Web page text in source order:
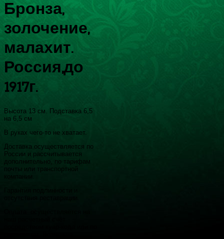
Бронза,
золочение,
малахит.
Россия,до
1917г.
Высота 13 см. Подставка 6,5
на 6,5 см
В руках чего-то не хватает.
Доставка осуществляется по
России и рассчитывается
дополнительно, по тарифам
почты или транспортной
компании.